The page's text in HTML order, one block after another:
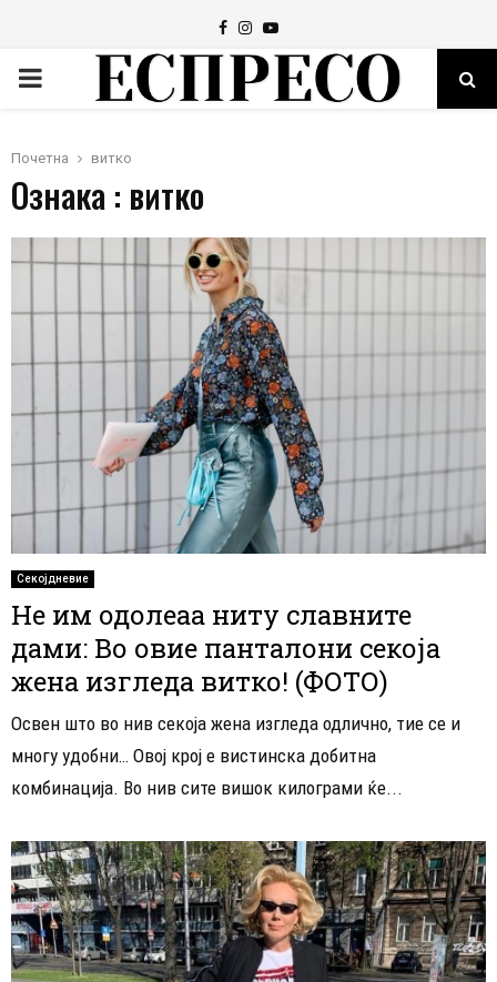
Facebook
Instagram
Youtube
PRIMARY
Почетна витко
Ознака : витко
Секојдневие
Не им одолеаа ниту славните
дами: Во овие панталони секоја
жена изгледа витко! (ФОТО)
Освен што во нив секоја жена изгледа одлично, тие се и
многу удобни… Овој крој е вистинска добитна
комбинација. Во нив сите вишок килограми ќе...